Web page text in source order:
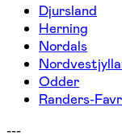
Djursland
Herning
Nordals
Odder
Randers-
---